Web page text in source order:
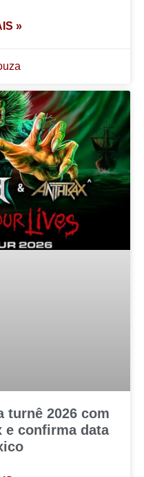
»
turnê 2026 com
e confirma data